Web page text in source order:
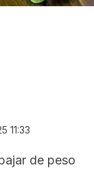
11:33
de peso